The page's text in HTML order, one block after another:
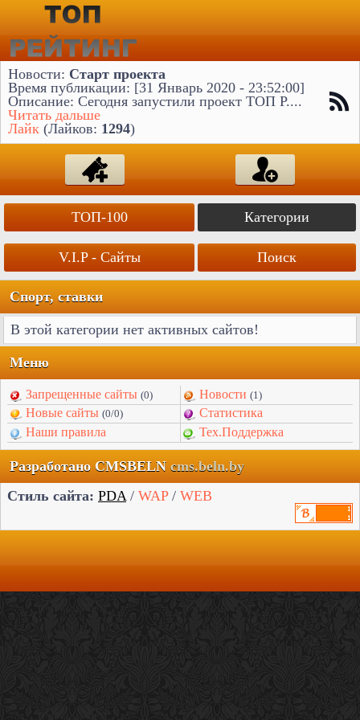
Новости: Старт проекта
Время публикации: [31 Январь 2020 - 23:52:00]
Описание: Сегодня запустили проект ТОП Р....
Читать дальше
Лайк (Лайков: 1294)
ТОП-100
V.I.P - Сайты
Категории
Поиск
Спорт, ставки
В этой категории нет активных сайтов!
Меню
Запрещенные сайты (0) Новости (1)
Новые сайты (0/0)
Статистика
Наши правила
Тех.Поддержка
Разработано CMSBELN cms.beln.by
Стиль сайта: PDA/ WAP/ WEB